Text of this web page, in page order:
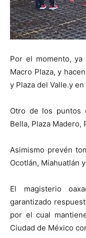
Por el momento,
Macro Plaza, y
y Plaza del Valle.y
Otro de los puntos
Bella, Plaza Madero,
Asimismo prevén
Ocotlán, Miahuatlán
El magisterio
garantizado
por el cual
Ciudad de México